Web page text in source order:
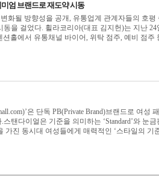
엄 브랜드로 재도약 시동
화될 방향성을 공개, 유통업계 관계자들의 호평
을 걸었다. 휠라코리아(대표 김지헌)는 지난 24
홀에서 유통채널 바이어, 위탁 점주, 예비 점주
은 단독 PB(Private Brand)브랜드로 여성
탠다이얼은 기준을 의미하는 ‘Standard’와 눈금
가진 동시대 여성들에게 매력적인 ‘스타일의 기